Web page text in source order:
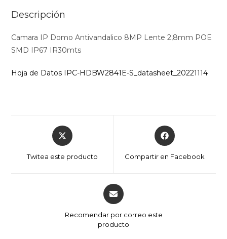
Descripción
Camara IP Domo Antivandalico 8MP Lente 2,8mm POE
SMD IP67 IR30mts
Hoja de Datos IPC-HDBW2841E-S_datasheet_20221114
Opens
in
new
Twitea este producto
Opens
in
new
Compartir en Facebook
Opens
in
new
Recomendar por correo este
producto